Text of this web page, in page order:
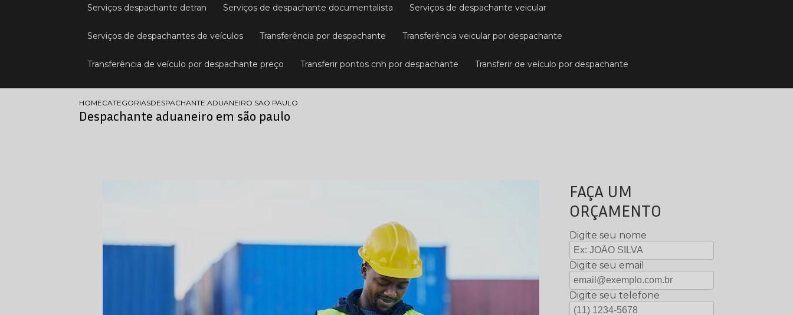
Serviços despachante detran Serviços de despachante documentalista Serviços de despachante veicular
Serviços de despachantes de veículos Transferência por despachante Transferência veicular por despachante
Transferência de veículo por despachante preço Transferir pontos cnh por despachante Transferir de veículo por despachante
HOMECATEGORIASDESPACHANTE ADUANEIRO SAO PAULO
Despachante aduaneiro em são paulo
FAÇA UM
ORÇAMENTO
Digite seu nome
Digite seu email
Digite seu telefone